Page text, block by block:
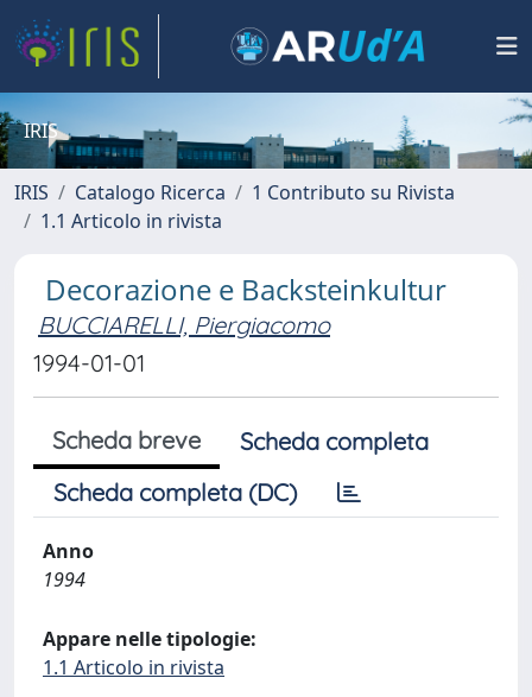
IRIS
IRIS Catalogo Ricerca
1 Contributo su Rivista
1.1 Articolo in rivista
Decorazione e Backsteinkultur
BUCCIARELLI, Piergiacomo
1994-01-01
Scheda breve
Scheda completa
Scheda completa (DC)
Anno
1994
Appare nelle tipologie:
1.1 Articolo in rivista